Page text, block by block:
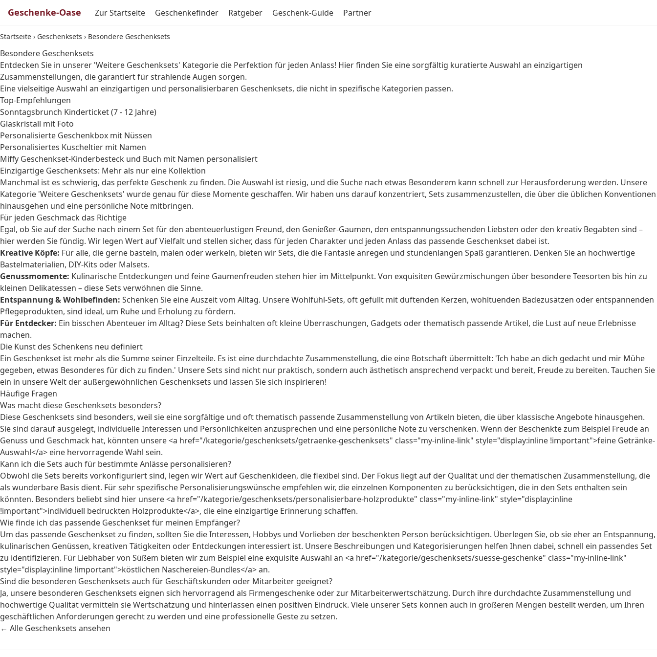
Geschenke-Oase Zur Startseite Geschenkefinder Ratgeber Geschenk-Guide Partner
Startseite › Geschenksets › Besondere Geschenksets
Besondere Geschenksets
Entdecken Sie in unserer 'Weitere Geschenksets' Kategorie die Perfektion für jeden Anlass! Hier finden Sie eine sorgfältig kuratierte Auswahl an einzigartigen
Zusammenstellungen, die garantiert für strahlende Augen sorgen.
Eine vielseitige Auswahl an einzigartigen und personalisierbaren Geschenksets, die nicht in spezifische Kategorien passen.
Top-Empfehlungen
Sonntagsbrunch Kinderticket (7 - 12 Jahre)
Glaskristall mit Foto
Personalisierte Geschenkbox mit Nüssen
Personalisiertes Kuscheltier mit Namen
Miffy Geschenkset-Kinderbesteck und Buch mit Namen personalisiert
Einzigartige Geschenksets: Mehr als nur eine Kollektion
Manchmal ist es schwierig, das perfekte Geschenk zu finden. Die Auswahl ist riesig, und die Suche nach etwas Besonderem kann schnell zur Herausforderung werden. Unsere
Kategorie 'Weitere Geschenksets' wurde genau für diese Momente geschaffen. Wir haben uns darauf konzentriert, Sets zusammenzustellen, die über die üblichen Konventionen
hinausgehen und eine persönliche Note mitbringen.
Für jeden Geschmack das Richtige
Egal, ob Sie auf der Suche nach einem Set für den abenteuerlustigen Freund, den Genießer-Gaumen, den entspannungssuchenden Liebsten oder den kreativ Begabten sind –
hier werden Sie fündig. Wir legen Wert auf Vielfalt und stellen sicher, dass für jeden Charakter und jeden Anlass das passende Geschenkset dabei ist.
Kreative Köpfe: Für alle, die gerne basteln, malen oder werkeln, bieten wir Sets, die die Fantasie anregen und stundenlangen Spaß garantieren. Denken Sie an hochwertige
Bastelmaterialien, DIY-Kits oder Malsets.
Genussmomente: Kulinarische Entdeckungen und feine Gaumenfreuden stehen hier im Mittelpunkt. Von exquisiten Gewürzmischungen über besondere Teesorten bis hin zu
kleinen Delikatessen – diese Sets verwöhnen die Sinne.
Entspannung & Wohlbefinden: Schenken Sie eine Auszeit vom Alltag. Unsere Wohlfühl-Sets, oft gefüllt mit duftenden Kerzen, wohltuenden Badezusätzen oder entspannenden
Pflegeprodukten, sind ideal, um Ruhe und Erholung zu fördern.
Für Entdecker: Ein bisschen Abenteuer im Alltag? Diese Sets beinhalten oft kleine Überraschungen, Gadgets oder thematisch passende Artikel, die Lust auf neue Erlebnisse
machen.
Die Kunst des Schenkens neu definiert
Ein Geschenkset ist mehr als die Summe seiner Einzelteile. Es ist eine durchdachte Zusammenstellung, die eine Botschaft übermittelt: 'Ich habe an dich gedacht und mir Mühe
gegeben, etwas Besonderes für dich zu finden.' Unsere Sets sind nicht nur praktisch, sondern auch ästhetisch ansprechend verpackt und bereit, Freude zu bereiten. Tauchen Sie
ein in unsere Welt der außergewöhnlichen Geschenksets und lassen Sie sich inspirieren!
Häufige Fragen
Was macht diese Geschenksets besonders?
Diese Geschenksets sind besonders, weil sie eine sorgfältige und oft thematisch passende Zusammenstellung von Artikeln bieten, die über klassische Angebote hinausgehen.
Sie sind darauf ausgelegt, individuelle Interessen und Persönlichkeiten anzusprechen und eine persönliche Note zu verschenken. Wenn der Beschenkte zum Beispiel Freude an
Genuss und Geschmack hat, könnten unsere <a href="/kategorie/geschenksets/getraenke-geschenksets" class="my-inline-link" style="display:inline !important">feine Getränke-
Auswahl</a> eine hervorragende Wahl sein.
Kann ich die Sets auch für bestimmte Anlässe personalisieren?
Obwohl die Sets bereits vorkonfiguriert sind, legen wir Wert auf Geschenkideen, die flexibel sind. Der Fokus liegt auf der Qualität und der thematischen Zusammenstellung, die
als wunderbare Basis dient. Für sehr spezifische Personalisierungswünsche empfehlen wir, die einzelnen Komponenten zu berücksichtigen, die in den Sets enthalten sein
könnten. Besonders beliebt sind hier unsere <a href="/kategorie/geschenksets/personalisierbare-holzprodukte" class="my-inline-link" style="display:inline
!important">individuell bedruckten Holzprodukte</a>, die eine einzigartige Erinnerung schaffen.
Wie finde ich das passende Geschenkset für meinen Empfänger?
Um das passende Geschenkset zu finden, sollten Sie die Interessen, Hobbys und Vorlieben der beschenkten Person berücksichtigen. Überlegen Sie, ob sie eher an Entspannung,
kulinarischen Genüssen, kreativen Tätigkeiten oder Entdeckungen interessiert ist. Unsere Beschreibungen und Kategorisierungen helfen Ihnen dabei, schnell ein passendes Set
zu identifizieren. Für Liebhaber von Süßem bieten wir zum Beispiel eine exquisite Auswahl an <a href="/kategorie/geschenksets/suesse-geschenke" class="my-inline-link"
style="display:inline !important">köstlichen Naschereien-Bundles</a> an.
Sind die besonderen Geschenksets auch für Geschäftskunden oder Mitarbeiter geeignet?
Ja, unsere besonderen Geschenksets eignen sich hervorragend als Firmengeschenke oder zur Mitarbeiterwertschätzung. Durch ihre durchdachte Zusammenstellung und
hochwertige Qualität vermitteln sie Wertschätzung und hinterlassen einen positiven Eindruck. Viele unserer Sets können auch in größeren Mengen bestellt werden, um Ihren
geschäftlichen Anforderungen gerecht zu werden und eine professionelle Geste zu setzen.
← Alle Geschenksets ansehen